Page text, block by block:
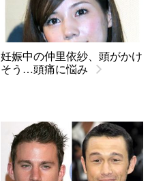
妊娠中の仲里依紗、頭がかけ
そう…頭痛に悩み